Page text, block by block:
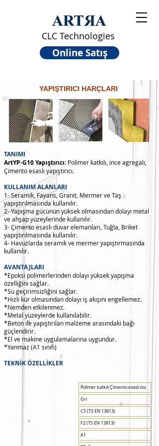
CLC Technologies
Online Satış
YAPIŞTIRICI HARÇLARI
TANIMI
ArtYP-G10 Yapıştırıcı: Polimer katkılı, ince agregalı,
Çimento esaslı yapıştırıcı.
KULLANIM ALANLARI
1- Seramik, Fayans, Granit, Mermer ve Taş
yapıştırılmasında kullanılır.
2- Yapışma gücünün yüksek olmasından dolayı metal
ve ahşap yüzeylerinde kullanılır.
3- Çimento esaslı duvar elemanları, Tuğla, Briket
yapıştırılmasında kullanılır.
4- Havuzlarda seramik ve mermer yapıştırmasında
kullanılır.
AVANTAJLARI
*Epoksi polimerlerinden dolayı yüksek yapışma
özelliğini sağlar.
*Su geçirimsizliğini sağlar.
*Hızlı kür olmasından dolayı iş akışını engellemez.
*Nemden etkilenmez.
*Metal yüzeylerde kullanılabilir.
*Beton ile yapıştırılan malzeme arasındaki bağı
güçlendirir.
*El ve makine uygulamalarına uygundur.
*Yanmaz (A1 sınıfı)
TEKNİK ÖZELLİKLER
Polimer katkılı Çimento esaslı toz
Gri
C5 (TS EN 13813)
F2 (TS EN 13813)
A1